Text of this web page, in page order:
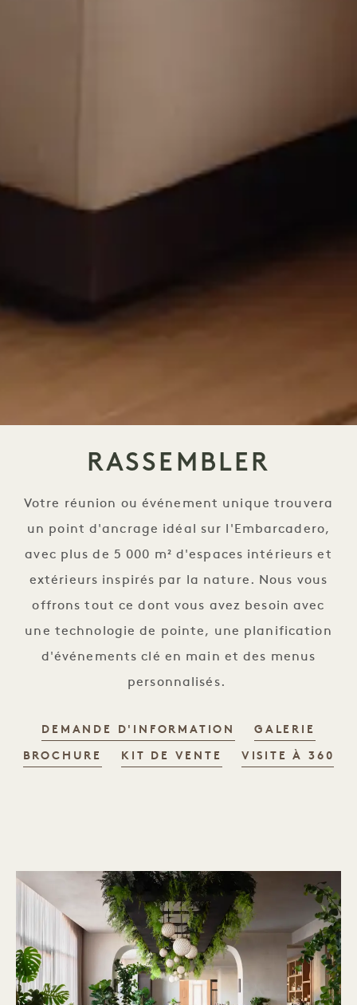
RASSEMBLER
Votre réunion ou événement unique trouvera
un point d'ancrage idéal sur l'Embarcadero,
avec plus de 5 000 m² d'espaces intérieurs et
extérieurs inspirés par la nature. Nous vous
offrons tout ce dont vous avez besoin avec
une technologie de pointe, une planification
d'événements clé en main et des menus
personnalisés.
DEMANDE D'INFORMATION GALERIE
BROCHURE KIT DE VENTE VISITE À 360